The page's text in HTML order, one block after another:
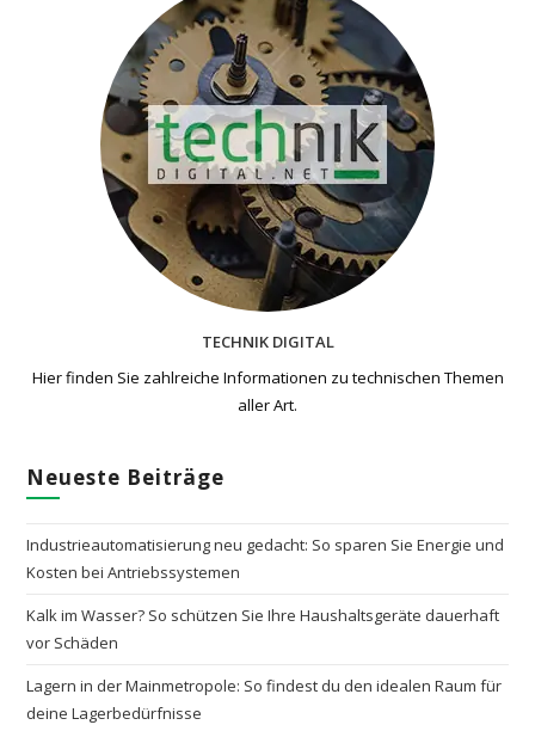
TECHNIK DIGITAL
Hier finden Sie zahlreiche Informationen zu technischen Themen​
aller Art.
Neueste Beiträge
Industrieautomatisierung neu gedacht: So sparen Sie Energie und
Kosten bei Antriebssystemen
Kalk im Wasser? So schützen Sie Ihre Haushaltsgeräte dauerhaft
vor Schäden
Lagern in der Mainmetropole: So findest du den idealen Raum für
deine Lagerbedürfnisse